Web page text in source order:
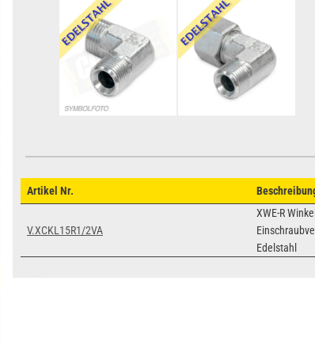
Artikel Nr.
V.XCKL15R1/2VA
XWE-R
Edelstahl